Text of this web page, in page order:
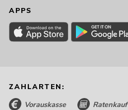
APPS
ZAHLARTEN:
Vorauskasse Ratenkauf